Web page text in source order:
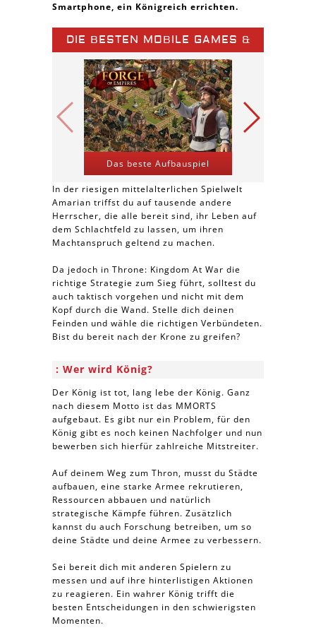
Smartphone, ein Königreich errichten.
DIE BESTEN MOBILE GAMES &
SPIELE APPS
Das beste Aufbauspiel
In der riesigen mittelalterlichen Spielwelt
Amarian triffst du auf tausende andere
Herrscher, die alle bereit sind, ihr Leben auf
dem Schlachtfeld zu lassen, um ihren
Machtanspruch geltend zu machen.
Da jedoch in Throne: Kingdom At War die
richtige Strategie zum Sieg führt, solltest du
auch taktisch vorgehen und nicht mit dem
Kopf durch die Wand. Stelle dich deinen
Feinden und wähle die richtigen Verbündeten.
Bist du bereit nach der Krone zu greifen?
Wer wird König?
Der König ist tot, lang lebe der König. Ganz
nach diesem Motto ist das MMORTS
aufgebaut. Es gibt nur ein Problem, für den
König gibt es noch keinen Nachfolger und nun
bewerben sich hierfür zahlreiche Mitstreiter.
Auf deinem Weg zum Thron, musst du Städte
aufbauen, eine starke Armee rekrutieren,
Ressourcen abbauen und natürlich
strategische Kämpfe führen. Zusätzlich
kannst du auch Forschung betreiben, um so
deine Städte und deine Armee zu verbessern.
Sei bereit dich mit anderen Spielern zu
messen und auf ihre hinterlistigen Aktionen
zu reagieren. Ein wahrer König trifft die
besten Entscheidungen in den schwierigsten
Momenten.